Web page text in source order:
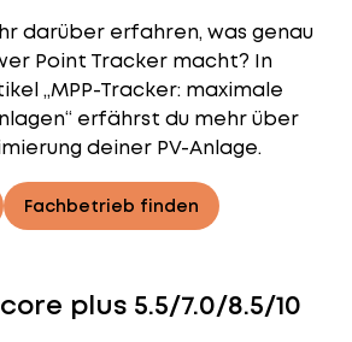
darüber erfahren, was genau
Point Tracker macht? In
„MPP-Tracker: maximale
erfährst du mehr über
deiner PV-Anlage.
Fachbetrieb finden
plus 5.5/7.0/8.5/10